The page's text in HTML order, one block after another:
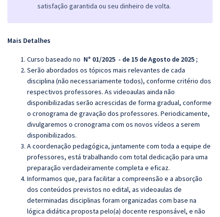
satisfação garantida ou seu dinheiro de volta.
Mais Detalhes
Curso baseado no N° 01/2025 - de 15 de Agosto de 2025 ;
Serão abordados os tópicos mais relevantes de cada
disciplina (não necessariamente todos), conforme critério dos
respectivos professores. As videoaulas ainda não
disponibilizadas serão acrescidas de forma gradual, conforme
o cronograma de gravação dos professores. Periodicamente,
divulgaremos o cronograma com os novos vídeos a serem
disponibilizados.
A coordenação pedagógica, juntamente com toda a equipe de
professores, está trabalhando com total dedicação para uma
preparação verdadeiramente completa e eficaz.
Informamos que, para facilitar a compreensão e a absorção
dos conteúdos previstos no edital, as videoaulas de
determinadas disciplinas foram organizadas com base na
lógica didática proposta pelo(a) docente responsável, e não